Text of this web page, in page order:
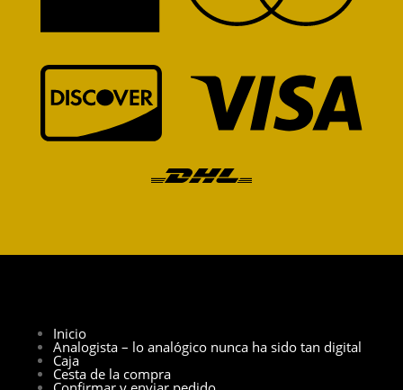
Inicio
Analogista – lo analógico nunca ha sido tan digital
Caja
Cesta de la compra